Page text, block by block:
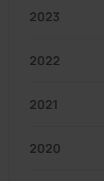
2023
2022
2021
2020